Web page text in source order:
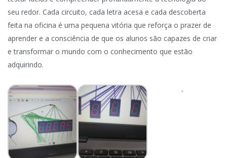
seu redor. Cada circuito, cada letra acesa e cada descoberta
feita na oficina é uma pequena vitória que reforça o prazer de
aprender e a consciência de que os alunos são capazes de criar
e transformar o mundo com o conhecimento que estão
adquirindo.